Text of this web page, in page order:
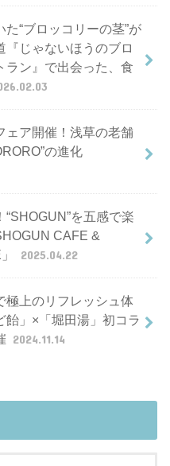
た“ブロッコリーの茎”が
『じゃないほうのブロ
ラン』で出会った、食
ェア開催！浅草の老舗
の進化
を五感で楽
CAFE &
2025.04.22
極上のリフレッシュ体
飴」×「堀田湯」初コラ
2024.11.14